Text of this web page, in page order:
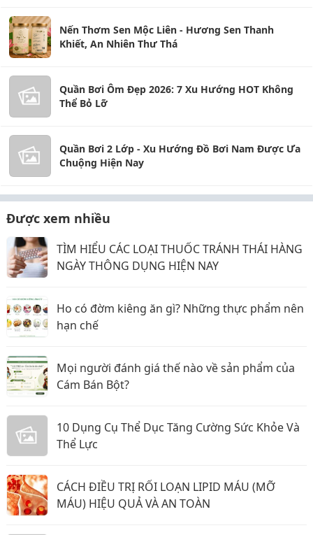
Nến Thơm Sen Mộc Liên - Hương Sen Thanh
Khiết, An Nhiên Thư Thá
Quần Bơi Ôm Đẹp 2026: 7 Xu Hướng HOT Không
Thể Bỏ Lỡ
Quần Bơi 2 Lớp - Xu Hướng Đồ Bơi Nam Được Ưa
Chuộng Hiện Nay
Được xem nhiều
TÌM HIỂU CÁC LOẠI THUỐC TRÁNH THÁI HÀNG
NGÀY THÔNG DỤNG HIỆN NAY
Ho có đờm kiêng ăn gì? Những thực phẩm nên
hạn chế
Mọi người đánh giá thế nào về sản phẩm của
Cám Bán Bột?
10 Dụng Cụ Thể Dục Tăng Cường Sức Khỏe Và
Thể Lực
CÁCH ĐIỀU TRỊ RỐI LOẠN LIPID MÁU (MỠ
MÁU) HIỆU QUẢ VÀ AN TOÀN